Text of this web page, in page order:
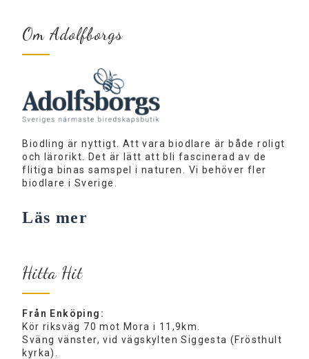
Om Adolfborgs
Biodling är nyttigt. Att vara biodlare är både roligt
och lärorikt. Det är lätt att bli fascinerad av de
flitiga binas samspel i naturen. Vi behöver fler
biodlare i Sverige.
Läs mer
Hitta Hit
Från Enköping:
Kör riksväg 70 mot Mora i 11,9km.
Sväng vänster, vid vägskylten Siggesta (Frösthult
kyrka).